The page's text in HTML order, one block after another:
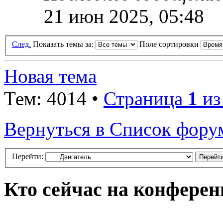
21 июн 2025, 05:48
След. Показать темы за: Поле сортировки
Новая тема
Тем: 4014 • Страница 1
Вернуться в Список
Перейти:
Кто сейчас на